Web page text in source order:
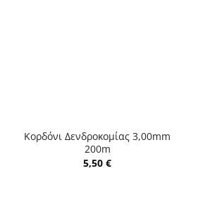
Κορδόνι Δενδροκομίας 3,00mm
200m
5,50€